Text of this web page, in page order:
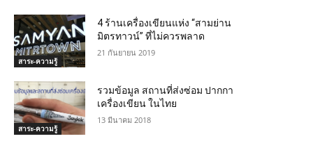
สาระ-ความรู้
4 ร้านเครื่องเขียนแห่ง “สามย่าน
มิตรทาวน์” ที่ไม่ควรพลาด
21 กันยายน 2019
สาระ-ความรู้
รวมข้อมูล สถานที่ส่งซ่อม ปากกา
เครื่องเขียน ในไทย
13 มีนาคม 2018